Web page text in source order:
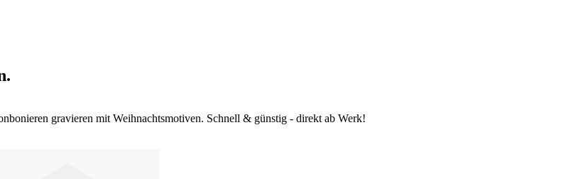
gravieren mit Weihnachtsmotiven. Schnell & günstig - direkt ab Werk!